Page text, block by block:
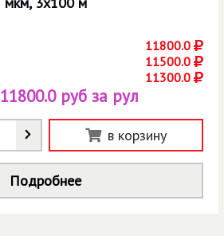
11800.0
11500.0
11300.0
11800.0 руб за рул
в корзину
Подробнее